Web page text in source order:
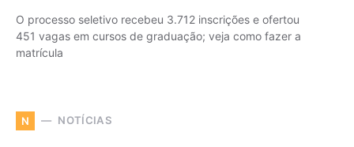
O processo seletivo recebeu 3.712 inscrições e ofertou
451 vagas em cursos de graduação; veja como fazer a
matrícula
N NOTÍCIAS